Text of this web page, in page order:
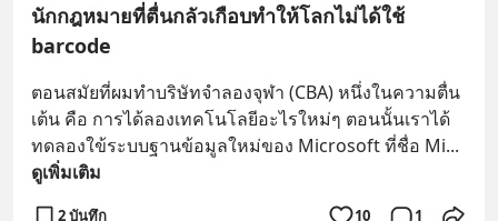
นักกฎหมายที่ตื่นกลัวเกือบทำให้โลกไม่ได้ใช้
barcode
ตอนสมัยที่ผมทำบริษัทจำลองจุฬา (CBA) หนึ่งในความตื่น
เต้น คือ การได้ลองเทคโนโลยีอะไรใหม่ๆ ตอนนั้นเราได้
ทดลองใข้ระบบฐานข้อมูลใหม่ของ Microsoft ที่ชื่อ Mi...
ดูเพิ่มเติม
2 บันทึก 10 1